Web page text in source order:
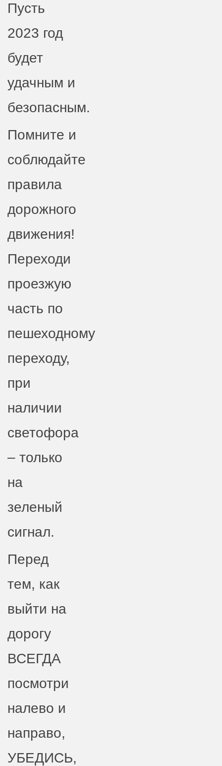
Пусть
2023 год
будет
удачным и
безопасным.
Помните и
соблюдайте
правила
дорожного
движения!
Переходи
проезжую
часть по
пешеходному
переходу,
при
наличии
светофора
– только
на
зеленый
сигнал.
Перед
тем, как
выйти на
дорогу
ВСЕГДА
посмотри
налево и
направо,
УБЕДИСЬ,